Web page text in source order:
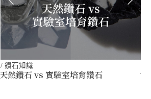
/ 鑽石知識
天然鑽石 vs 實驗室培育鑽石 世